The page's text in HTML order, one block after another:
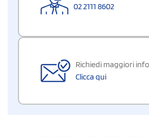
02 2111 8602
Richiedi maggiori
Clicca qui